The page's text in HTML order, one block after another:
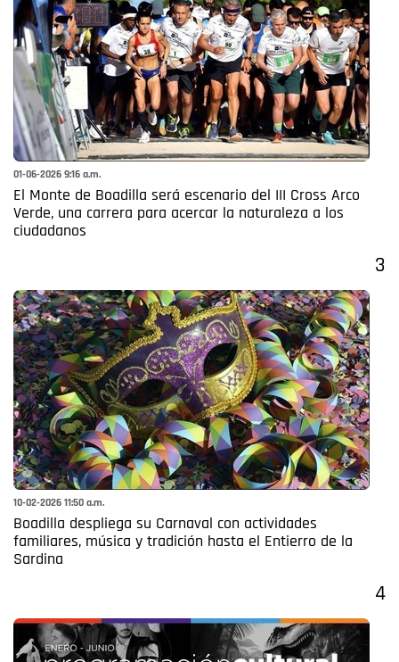
01-06-2026 9:16 a.m.
El Monte de Boadilla será escenario del III Cross Arco
Verde, una carrera para acercar la naturaleza a los
ciudadanos
3
10-02-2026 11:50 a.m.
Boadilla despliega su Carnaval con actividades
familiares, música y tradición hasta el Entierro de la
Sardina
4